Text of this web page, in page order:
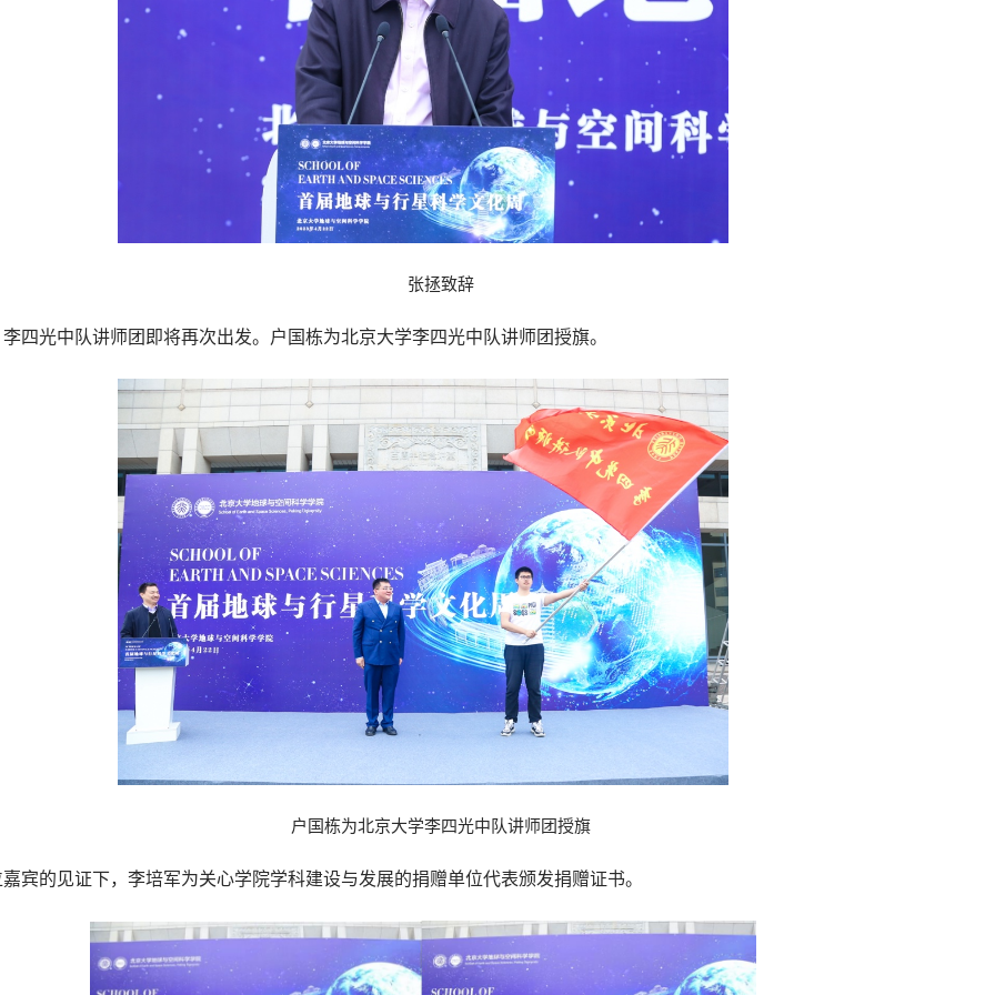
张拯致辞
四光中队讲师团即将再次出发。户国栋为北京大学李四光中队讲师团授旗。
户国栋为北京大学李四光中队讲师团授旗
宾的见证下，李培军为关心学院学科建设与发展的捐赠单位代表颁发捐赠证书。